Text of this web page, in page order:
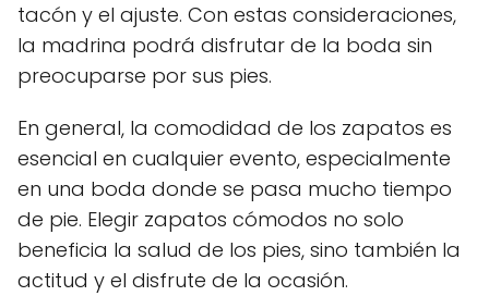
tacón y el ajuste. Con estas consideraciones,
la madrina podrá disfrutar de la boda sin
preocuparse por sus pies.
En general, la comodidad de los zapatos es
esencial en cualquier evento, especialmente
en una boda donde se pasa mucho tiempo
de pie. Elegir zapatos cómodos no solo
beneficia la salud de los pies, sino también la
actitud y el disfrute de la ocasión.